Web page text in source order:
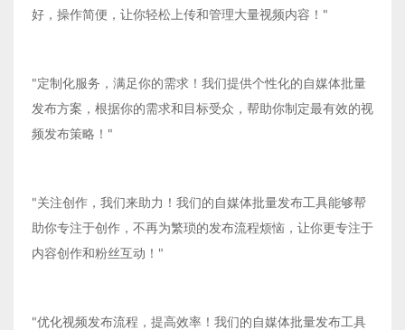
好，操作简便，让你轻松上传和管理大量视频内容！"
"定制化服务，满足你的需求！我们提供个性化的自媒体批量
发布方案，根据你的需求和目标受众，帮助你制定最有效的视
频发布策略！"
"关注创作，我们来助力！我们的自媒体批量发布工具能够帮
助你专注于创作，不再为繁琐的发布流程烦恼，让你更专注于
内容创作和粉丝互动！"
"优化视频发布流程，提高效率！我们的自媒体批量发布工具